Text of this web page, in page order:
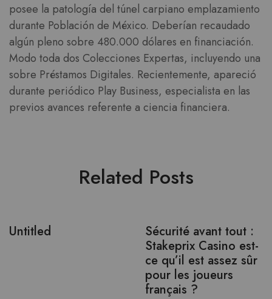
posee la patologí­a del túnel carpiano emplazamiento
durante Población de México. Deberían recaudado
algún pleno sobre 480.000 dólares en financiación.
Modo toda dos Colecciones Expertas, incluyendo una
sobre Préstamos Digitales. Recientemente, apareció
durante periódico Play Business, especialista en las
previos avances referente a ciencia financiera.
Related Posts
Untitled
Sécurité avant tout :
Stakeprix Casino est-
ce qu’il est assez sûr
pour les joueurs
français ?